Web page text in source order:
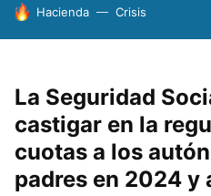
HOY SE HABLA DE
Hacienda Crisis
La Seguridad
castigar en la
cuotas a los
padres en 2024 y